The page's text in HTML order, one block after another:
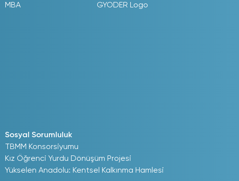
MBA
GYODER Logo
Sosyal Sorumluluk
TBMM Konsorsiyumu
Kız Öğrenci Yurdu Dönüşüm Projesi
Yükselen Anadolu: Kentsel Kalkınma Hamlesi